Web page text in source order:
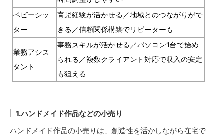
ベビーシッ
ター
育児経験が活かせる／地域とのつながりがで
きる／信頼関係構築でリピーターも
業務アシス
タント
事務スキルが活かせる／パソコン1台で始め
られる／複数クライアント対応で収入の安定
も狙える
1.ハンドメイド作品などの小売り
ハンドメイド作品の小売りは、創造性を活かしながら在宅で